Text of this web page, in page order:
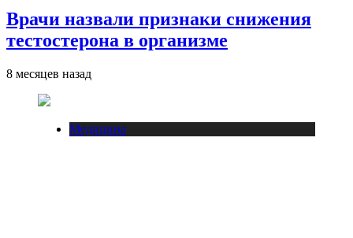
Врачи назвали признаки снижения
тестостерона в организме
8 месяцев назад
Медицина